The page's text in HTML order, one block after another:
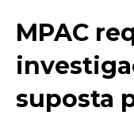
MPAC
suposta